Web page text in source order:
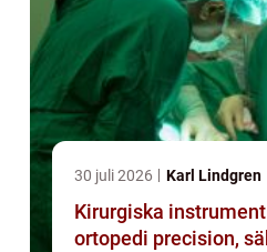
30 juli 2026 Karl Lindgren
Kirurgiska
ortopedi precision, säkerhet och